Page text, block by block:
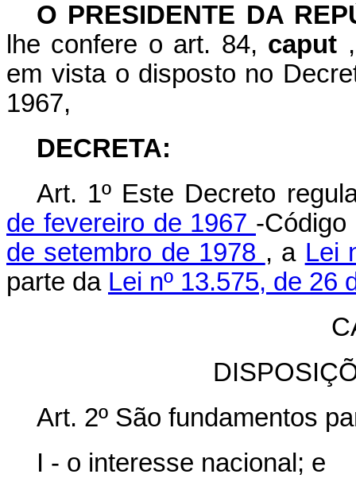
O PRESIDENTE DA
lhe confere o art. 84, caput
em vista o disposto no
1967,
DECRETA:
Art. 1º Este Decreto
de fevereiro de 1967 -
de setembro de 1978 , a Lei
parte da Lei nº 13.575, de 26
Art. 2º São fundamentos
I - o interesse nacional; e